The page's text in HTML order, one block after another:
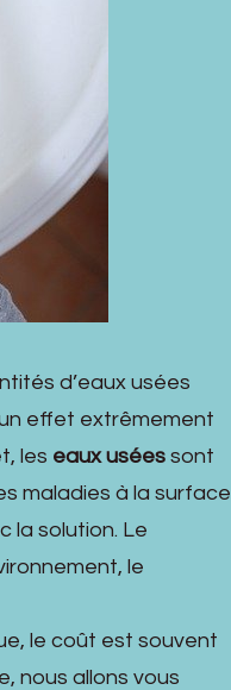
d’eaux usées
effet extrêmement
les eaux usées sont
maladies à la surface
la solution. Le
le
le coût est souvent
nous allons vous